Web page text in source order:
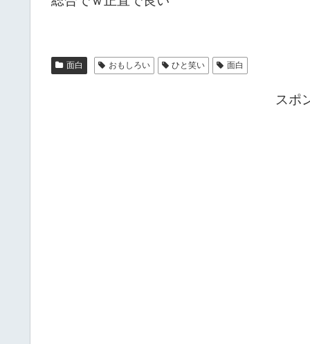
面白 おもしろい ひと笑い 面白
スポ